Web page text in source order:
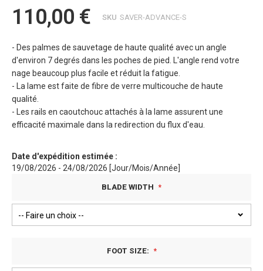
110,00 € SKU SAVER-ADVANCE-S
- Des palmes de sauvetage de haute qualité avec un angle
d'environ 7 degrés dans les poches de pied. L'angle rend votre
nage beaucoup plus facile et réduit la fatigue.
- La lame est faite de fibre de verre multicouche de haute
qualité.
- Les rails en caoutchouc attachés à la lame assurent une
efficacité maximale dans la redirection du flux d'eau.
Date d'expédition estimée :
19/08/2026 - 24/08/2026 [Jour/Mois/Année]
BLADE WIDTH
FOOT SIZE: